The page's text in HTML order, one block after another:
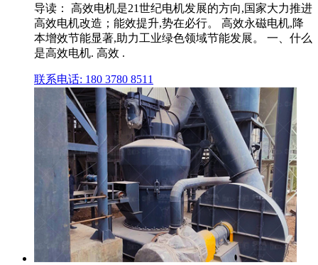
导读： 高效电机是21世纪电机发展的方向,国家大力推进
高效电机改造；能效提升,势在必行。 高效永磁电机,降
本增效节能显著,助力工业绿色领域节能发展。 一、什么
是高效电机. 高效 .
联系电话: 180 3780 8511